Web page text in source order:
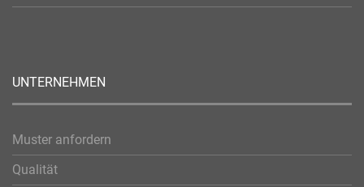
UNTERNEHMEN
Muster anfordern
Qualität